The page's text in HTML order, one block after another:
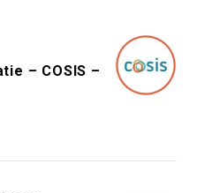
– COSIS –